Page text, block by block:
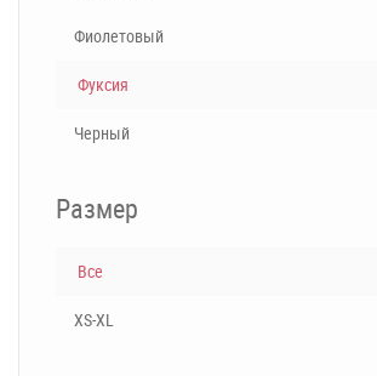
Фиолетовый
Фуксия
Черный
Размер
Все
XS-XL